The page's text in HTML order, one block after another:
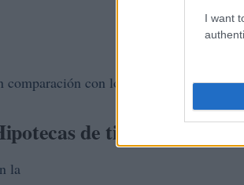
I want
comparación con los importes actuales.
de tipo fijo frente
la